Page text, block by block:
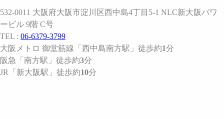
532-0011 大阪府大阪市淀川区西中島4丁目5-1 NLC新大阪パワ
ービル 9階 C号
TEL : 06-6379-3799
大阪メトロ 御堂筋線 「西中島南方駅」 徒歩約1分
阪急 「南方駅」 徒歩約3分
JR 「新大阪駅」 徒歩約10分